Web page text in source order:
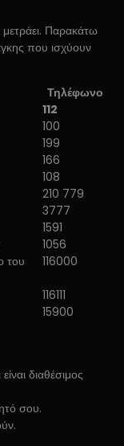
Παρακάτω
που ισχύουν
Τηλέφωνο
112
100
199
166
108
210 779
3777
1591
1056
του
116000
116111
15900
διαθέσιμος
σου.